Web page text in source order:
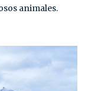
animales.